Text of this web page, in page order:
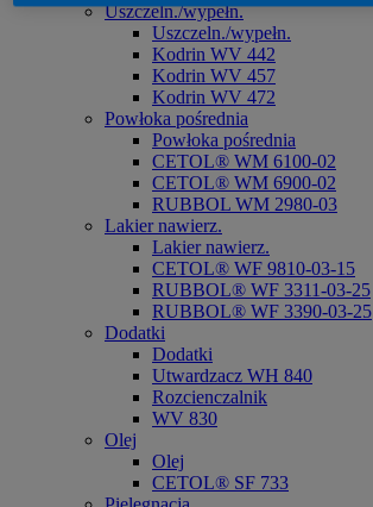
Uszczeln./wypełn.
Uszczeln./wypełn.
Kodrin WV 442
Kodrin WV 457
Kodrin WV 472
Powłoka pośrednia
Powłoka pośrednia
CETOL® WM 6100-02
CETOL® WM 6900-02
RUBBOL WM 2980-03
Lakier nawierz.
Lakier nawierz.
CETOL® WF 9810-03-15
RUBBOL® WF 3311-03-25
RUBBOL® WF 3390-03-25
Dodatki
Dodatki
Utwardzacz WH 840
Rozcienczalnik
WV 830
Olej
Olej
CETOL® SF 733